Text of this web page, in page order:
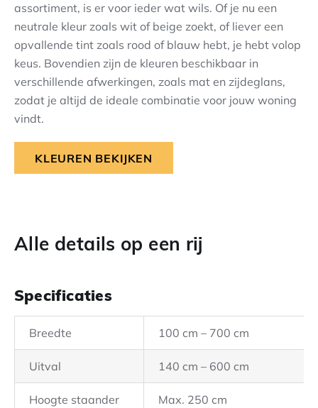
assortiment, is er voor ieder wat wils. Of je nu een
neutrale kleur zoals wit of beige zoekt, of liever een
opvallende tint zoals rood of blauw hebt, je hebt volop
keus. Bovendien zijn de kleuren beschikbaar in
verschillende afwerkingen, zoals mat en zijdeglans,
zodat je altijd de ideale combinatie voor jouw woning
vindt.
KLEUREN BEKIJKEN
Alle details op een rij
Specificaties
Breedte 100 cm – 700 cm
Uitval 140 cm – 600 cm
Hoogte staander Max. 250 cm